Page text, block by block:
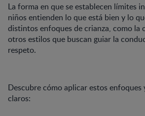
La forma en que se establecen límites
niños entienden lo que está bien y lo
distintos enfoques de crianza, como la
otros estilos que buscan guiar la
respeto.
Descubre cómo aplicar estos
claros: